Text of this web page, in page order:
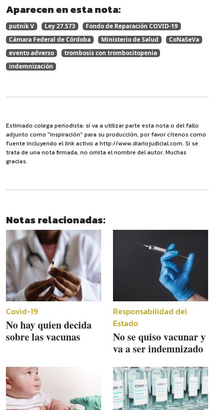
Aparecen en esta nota:
putnik V Ley 27.573
Fondo de Reparación COVID-19
Cámara Federal de Córdoba
Ministerio de Salud
CoNaSeVa
evento adverso
trombosis con trombocitopenia
indemnización
Estimado colega periodista: si va a utilizar parte esta nota o del fallo
adjunto como "inspiración" para su producción, por favor cítenos como
fuente incluyendo el link activo a http://www.diariojudicial.com. Si se
trata de una nota firmada, no omita el nombre del autor. Muchas
gracias.
Notas relacionadas:
Covid-19
No hay quien decida
sobre las vacunas
Responsabilidad del
Estado
No se quiso vacunar y
va a ser indemnizado